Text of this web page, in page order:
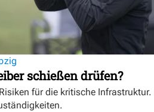
schießen drüfen?
für die kritische Infrastruktur.